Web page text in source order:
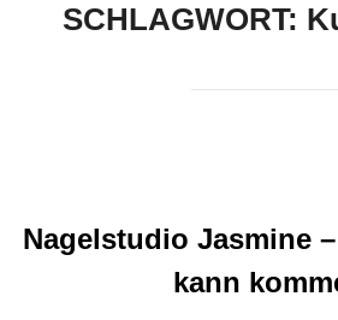
SCHLAGWORT:
Nagelstudio Jasmine
kann